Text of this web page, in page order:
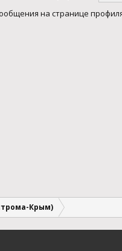
на странице
Крым)